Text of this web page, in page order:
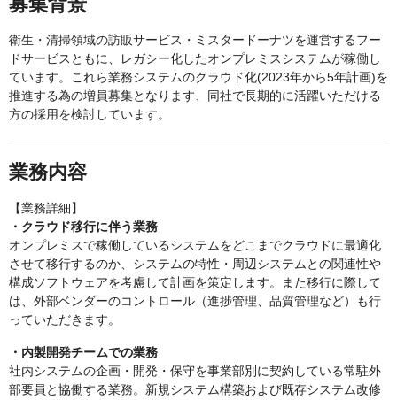
衛生・清掃領域の訪販サービス・ミスタードーナツを運営するフー
ドサービスともに、レガシー化したオンプレミスシステムが稼働し
ています。これら業務システムのクラウド化(2023年から5年計画)を
推進する為の増員募集となります、同社で長期的に活躍いただける
方の採用を検討しています。
業務内容
【業務詳細】
・クラウド移行に伴う業務
オンプレミスで稼働しているシステムをどこまでクラウドに最適化
させて移行するのか、システムの特性・周辺システムとの関連性や
構成ソフトウェアを考慮して計画を策定します。また移行に際して
は、外部ベンダーのコントロール（進捗管理、品質管理など）も行
っていただきます。
・内製開発チームでの業務
社内システムの企画・開発・保守を事業部別に契約している常駐外
部要員と協働する業務。新規システム構築および既存システム改修